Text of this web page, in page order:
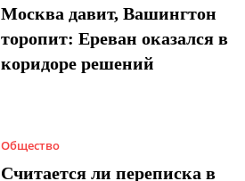
Москва давит, Вашингтон
торопит: Ереван оказался в
коридоре решений
Общество
Считается ли переписка в